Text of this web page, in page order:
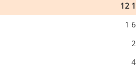
12
1